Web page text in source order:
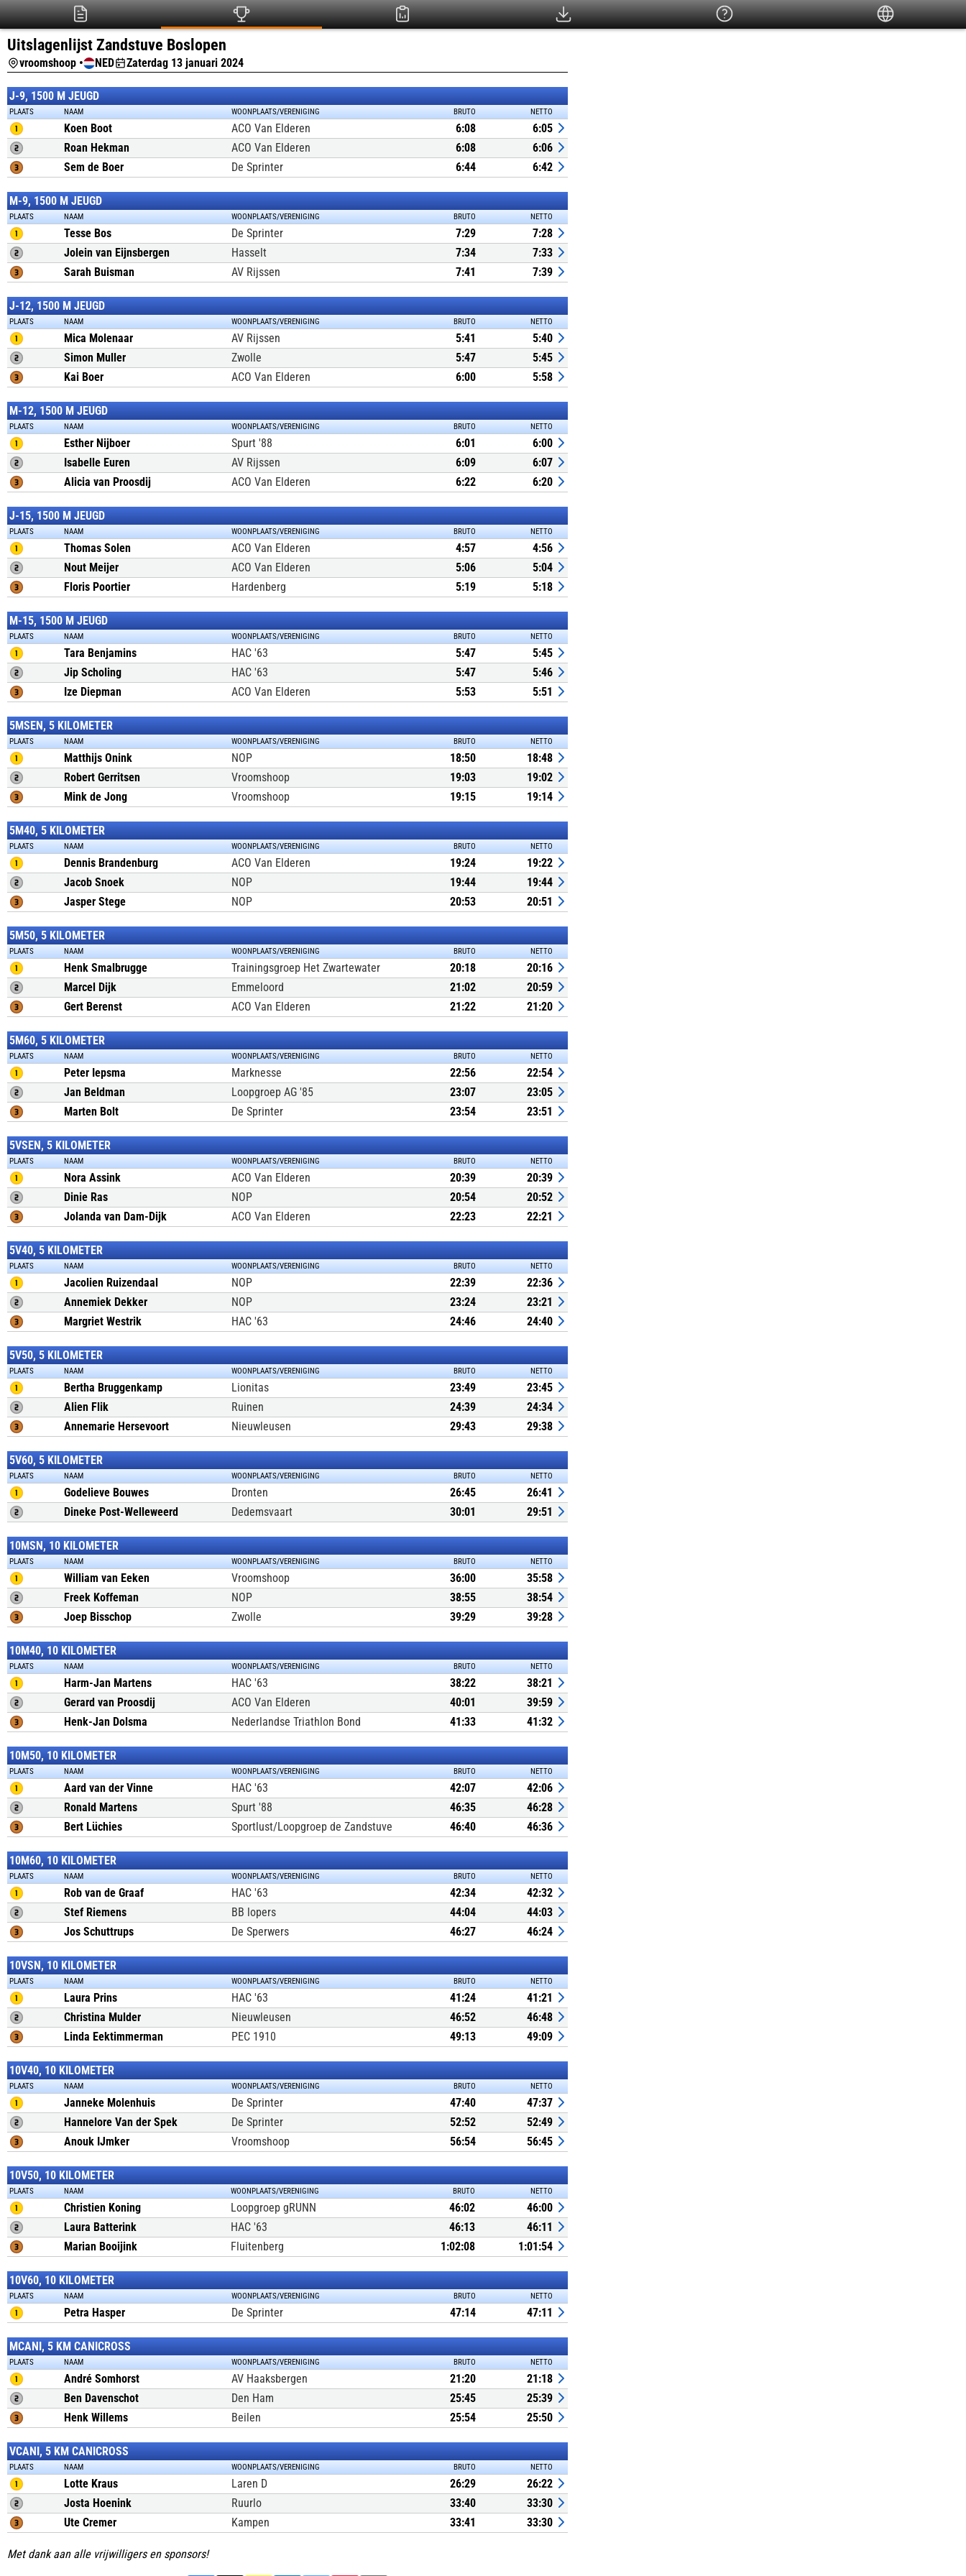
Uitslagenlijst Zandstuve Boslopen
vroomshoop • NED Zaterdag 13 januari 2024
J-9, 1500 M JEUGD
PLAATS NAAM WOONPLAATS/VERENIGING BRUTO NETTO
Koen Boot ACO Van Elderen 6:08
6:05
Roan Hekman
ACO Van Elderen 6:08
6:06
Sem de Boer
De Sprinter 6:44 6:42
M-9, 1500 M JEUGD
PLAATS NAAM WOONPLAATS/VERENIGING BRUTO NETTO
Tesse Bos De Sprinter 7:29
7:28
Jolein van Eijnsbergen
Hasselt 7:34
7:33
Sarah Buisman
AV Rijssen 7:41 7:39
J-12, 1500 M JEUGD
PLAATS NAAM WOONPLAATS/VERENIGING BRUTO NETTO
Mica Molenaar AV Rijssen 5:41
5:40
Simon Muller
Zwolle 5:47
5:45
Kai Boer
ACO Van Elderen 6:00 5:58
M-12, 1500 M JEUGD
PLAATS NAAM WOONPLAATS/VERENIGING BRUTO NETTO
Esther Nijboer Spurt '88 6:01
6:00
Isabelle Euren
AV Rijssen 6:09
6:07
Alicia van Proosdij
ACO Van Elderen 6:22 6:20
J-15, 1500 M JEUGD
PLAATS NAAM WOONPLAATS/VERENIGING BRUTO NETTO
Thomas Solen ACO Van Elderen 4:57
4:56
Nout Meijer
ACO Van Elderen 5:06
5:04
Floris Poortier
Hardenberg 5:19 5:18
M-15, 1500 M JEUGD
PLAATS NAAM WOONPLAATS/VERENIGING BRUTO NETTO
Tara Benjamins HAC '63 5:47
5:45
Jip Scholing
HAC '63 5:47
5:46
Ize Diepman
ACO Van Elderen 5:53 5:51
5MSEN, 5 KILOMETER
PLAATS NAAM WOONPLAATS/VERENIGING BRUTO NETTO
Matthijs Onink NOP 18:50
18:48
Robert Gerritsen
Vroomshoop 19:03
19:02
Mink de Jong
Vroomshoop 19:15 19:14
5M40, 5 KILOMETER
PLAATS NAAM WOONPLAATS/VERENIGING BRUTO NETTO
Dennis Brandenburg ACO Van Elderen 19:24
19:22
Jacob Snoek
NOP 19:44
19:44
Jasper Stege
NOP 20:53 20:51
5M50, 5 KILOMETER
PLAATS NAAM WOONPLAATS/VERENIGING BRUTO NETTO
Henk Smalbrugge Trainingsgroep Het Zwartewater 20:18
20:16
Marcel Dijk
Emmeloord 21:02
20:59
Gert Berenst
ACO Van Elderen 21:22 21:20
5M60, 5 KILOMETER
PLAATS NAAM WOONPLAATS/VERENIGING BRUTO NETTO
Peter Iepsma Marknesse 22:56
22:54
Jan Beldman
Loopgroep AG '85 23:07
23:05
Marten Bolt
De Sprinter 23:54 23:51
5VSEN, 5 KILOMETER
PLAATS NAAM WOONPLAATS/VERENIGING BRUTO NETTO
Nora Assink ACO Van Elderen 20:39
20:39
Dinie Ras
NOP 20:54
20:52
Jolanda van Dam-Dijk
ACO Van Elderen 22:23 22:21
5V40, 5 KILOMETER
PLAATS NAAM WOONPLAATS/VERENIGING BRUTO NETTO
Jacolien Ruizendaal NOP 22:39
22:36
Annemiek Dekker
NOP 23:24
23:21
Margriet Westrik
HAC '63 24:46 24:40
5V50, 5 KILOMETER
PLAATS NAAM WOONPLAATS/VERENIGING BRUTO NETTO
Bertha Bruggenkamp Lionitas 23:49
23:45
Alien Flik
Ruinen 24:39
24:34
Annemarie Hersevoort
Nieuwleusen 29:43 29:38
5V60, 5 KILOMETER
PLAATS NAAM WOONPLAATS/VERENIGING BRUTO NETTO
Godelieve Bouwes Dronten 26:45
26:41
Dineke Post-Welleweerd
Dedemsvaart 30:01 29:51
10MSN, 10 KILOMETER
PLAATS NAAM WOONPLAATS/VERENIGING BRUTO NETTO
William van Eeken Vroomshoop 36:00
35:58
Freek Koffeman
NOP 38:55
38:54
Joep Bisschop
Zwolle 39:29 39:28
10M40, 10 KILOMETER
PLAATS NAAM WOONPLAATS/VERENIGING BRUTO NETTO
Harm-Jan Martens HAC '63 38:22
38:21
Gerard van Proosdij
ACO Van Elderen 40:01
39:59
Henk-Jan Dolsma
Nederlandse Triathlon Bond 41:33 41:32
10M50, 10 KILOMETER
PLAATS NAAM WOONPLAATS/VERENIGING BRUTO NETTO
Aard van der Vinne HAC '63 42:07
42:06
Ronald Martens
Spurt '88 46:35
46:28
Bert Lüchies
Sportlust/Loopgroep de Zandstuve 46:40 46:36
10M60, 10 KILOMETER
PLAATS NAAM WOONPLAATS/VERENIGING BRUTO NETTO
Rob van de Graaf HAC '63 42:34
42:32
Stef Riemens
BB lopers 44:04
44:03
Jos Schuttrups
De Sperwers 46:27 46:24
10VSN, 10 KILOMETER
PLAATS NAAM WOONPLAATS/VERENIGING BRUTO NETTO
Laura Prins HAC '63 41:24
41:21
Christina Mulder
Nieuwleusen 46:52
46:48
Linda Eektimmerman
PEC 1910 49:13 49:09
10V40, 10 KILOMETER
PLAATS NAAM WOONPLAATS/VERENIGING BRUTO NETTO
Janneke Molenhuis De Sprinter 47:40
47:37
Hannelore Van der Spek
De Sprinter 52:52
52:49
Anouk IJmker
Vroomshoop 56:54 56:45
10V50, 10 KILOMETER
PLAATS NAAM WOONPLAATS/VERENIGING BRUTO NETTO
Christien Koning Loopgroep gRUNN 46:02
46:00
Laura Batterink
HAC '63 46:13
46:11
Marian Booijink
Fluitenberg 1:02:08 1:01:54
10V60, 10 KILOMETER
PLAATS NAAM WOONPLAATS/VERENIGING BRUTO NETTO
Petra Hasper De Sprinter 47:14 47:11
MCANI, 5 KM CANICROSS
PLAATS NAAM WOONPLAATS/VERENIGING BRUTO NETTO
André Somhorst AV Haaksbergen 21:20
21:18
Ben Davenschot
Den Ham 25:45
25:39
Henk Willems
Beilen 25:54 25:50
VCANI, 5 KM CANICROSS
PLAATS NAAM WOONPLAATS/VERENIGING BRUTO NETTO
Lotte Kraus Laren D 26:29
26:22
Josta Hoenink
Ruurlo 33:40
33:30
Ute Cremer
Kampen 33:41 33:30
Met dank aan alle vrijwilligers en sponsors!